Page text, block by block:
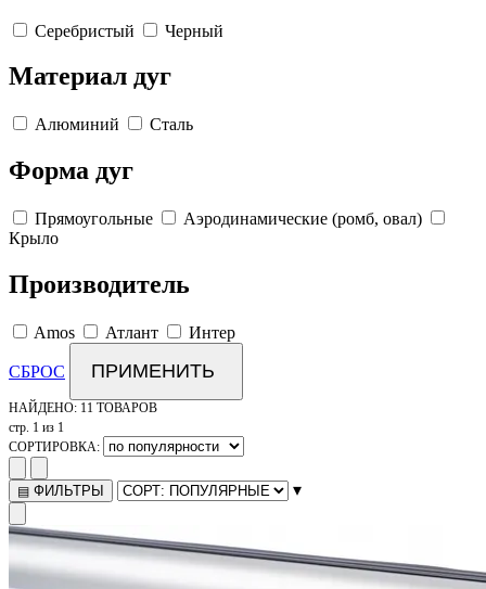
Серебристый Черный
Материал дуг
Алюминий Сталь
Форма дуг
Прямоугольные
Аэродинамические (ромб, овал)
Крыло
Производитель
Amos Атлант Интер
СБРОС ПРИМЕНИТЬ
НАЙДЕНО: 11 ТОВАРОВ
стр. 1 из 1
СОРТИРОВКА:
▤ ФИЛЬТРЫ ▾